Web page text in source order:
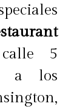
5
a los